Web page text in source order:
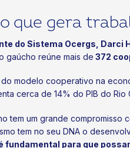
que gera
do Sistema Ocergs, Darci
gaúcho reúne mais de 372
modelo cooperativo na
cerca de 14% do PIB do Rio
tem um grande
tem no seu DNA o
fundamental para que